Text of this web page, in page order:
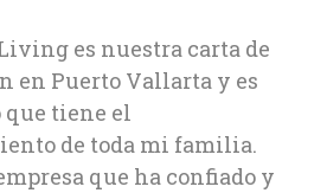
es nuestra carta de
en Puerto Vallarta y es
tiene el
de toda mi familia.
que ha confiado y